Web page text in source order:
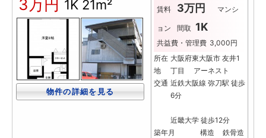
3万円 1K 21m²
物件の詳細を見る
賃料 3万円 マンシ
ョン 間取 1K
共益費・管理費 3,000円
所在
地
大阪府東大阪市 友井1
丁目 アーネスト
交通 近鉄大阪線 弥刀駅 徒歩
6分
近畿大学 徒歩12分
築年月
構造
鉄骨造